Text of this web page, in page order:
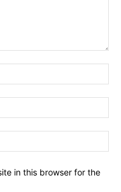
in this browser for the